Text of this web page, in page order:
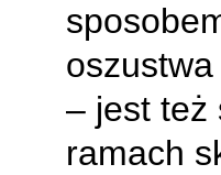
– jest też
ramach